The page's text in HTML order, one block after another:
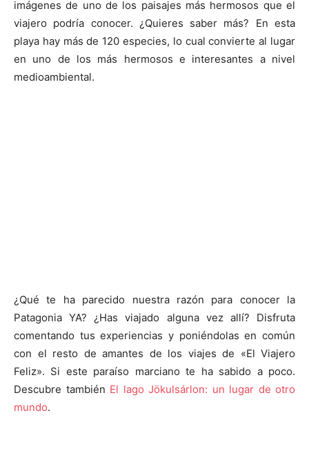
imágenes de uno de los paisajes más hermosos que el
viajero podría conocer. ¿Quieres saber más? En esta
playa hay más de 120 especies, lo cual convierte al lugar
en uno de los más hermosos e interesantes a nivel
medioambiental.
¿Qué te ha parecido nuestra razón para conocer la
Patagonia YA? ¿Has viajado alguna vez allí? Disfruta
comentando tus experiencias y poniéndolas en común
con el resto de amantes de los viajes de «El Viajero
Feliz». Si este paraíso marciano te ha sabido a poco.
Descubre también El lago Jökulsárlon: un lugar de otro
mundo.